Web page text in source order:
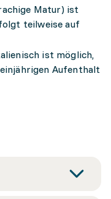
Matur) ist
teilweise auf
ist möglich,
Aufenthalt